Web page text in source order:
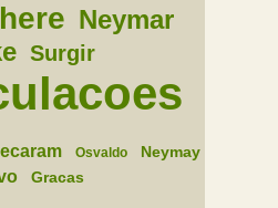
Neymar
Surgir
Osvaldo Neymay
Gracas